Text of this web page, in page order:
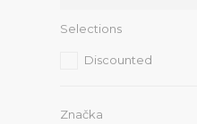
Selections
Discounted
Značka